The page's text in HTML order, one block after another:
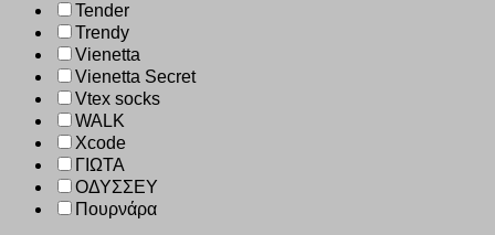
Tender
Trendy
Vienetta
Vienetta Secret
Vtex socks
WALK
Xcode
ΓΙΩΤΑ
ΟΔΥΣΣΕΥ
Πουρνάρα